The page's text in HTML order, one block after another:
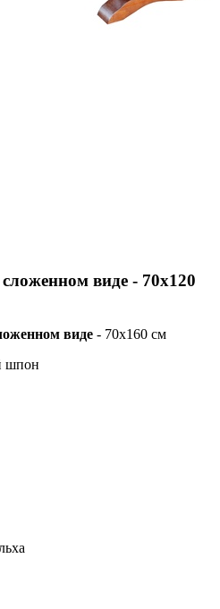
виде - 70х120
виде - 70х160 см
шпон